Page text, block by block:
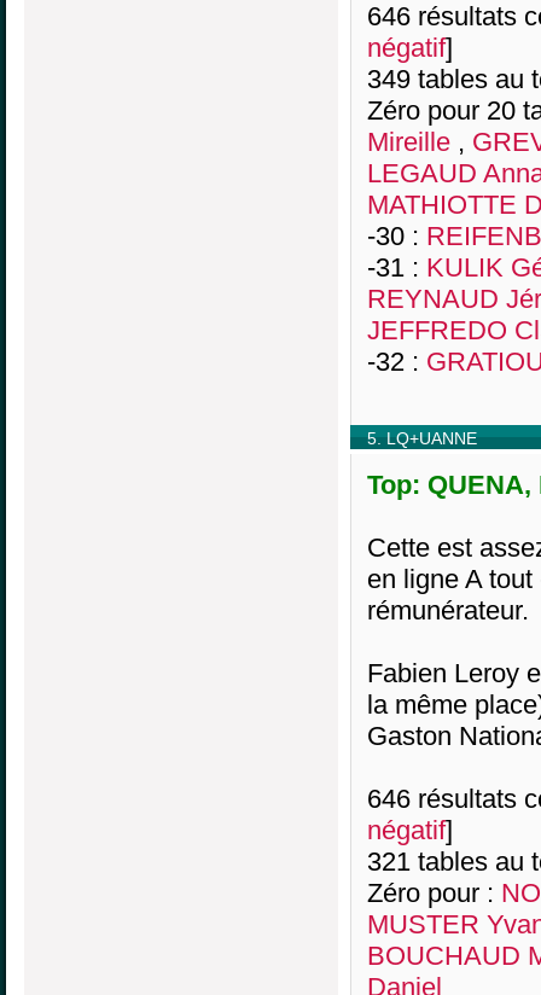
646 résultats
négatif]
349 tables au
Zéro pour 20
Mireille ,
LEGAUD
MATHIOTTE
-30 :
-31 : KULIK
REYNAUD
JEFFREDO
-32 :
5. LQ+UANNE
Top: QUENA,
Cette est
en ligne A
rémunérateur.
Fabien Leroy
la même
Gaston
646 résultats
négatif]
321 tables au
Zéro pour :
MUSTER
BOUCHAUD
Daniel